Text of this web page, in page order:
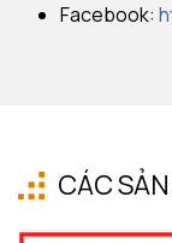
Facebook:
CÁC